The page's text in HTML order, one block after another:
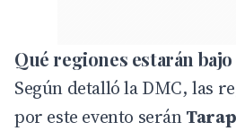
Qué regiones estarán
Según detalló la DMC, las
por este evento serán